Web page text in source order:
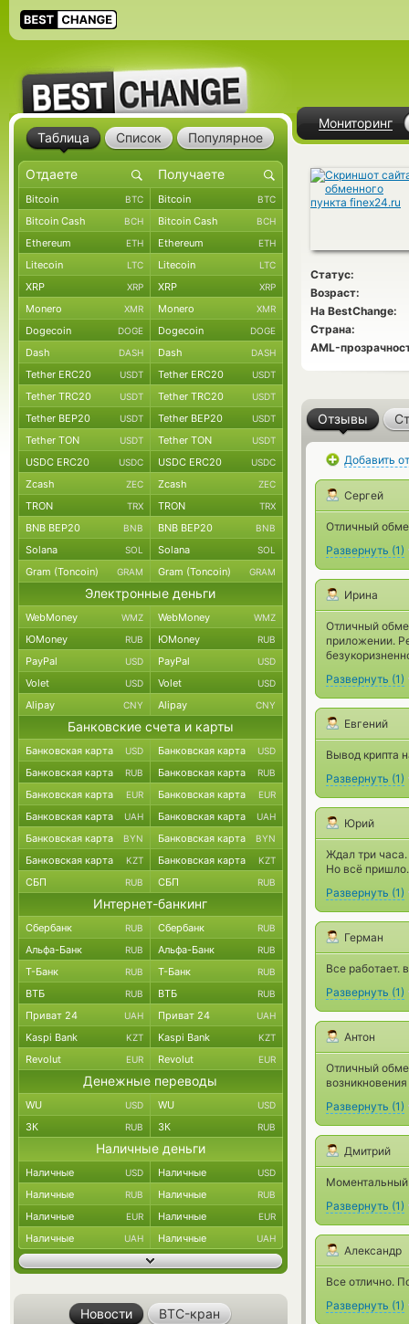
Мониторинг
Статус:
Возраст:
На BestChange:
Страна:
AML-
Отзывы
Добавить
Сергей
Отличный
Развернуть (1)
Ирина
Отличный
приложении.
Развернуть (1)
Евгений
Вывод крипта
Развернуть (1)
Юрий
Ждал три часа.
Но всё пришло.
Развернуть (1)
Герман
Все работает.
Развернуть (1)
Антон
Отличный
Развернуть (1)
Дмитрий
Развернуть (1)
Александр
Все отлично.
Развернуть (1)
Таблица Список Популярное
Bitcoin BTC Bitcoin BTC
Bitcoin Cash BCH Bitcoin Cash BCH
Ethereum ETH Ethereum ETH
Litecoin LTC Litecoin LTC
XRP XRP XRP XRP
Monero XMR Monero XMR
Dogecoin DOGE Dogecoin DOGE
Dash DASH Dash DASH
Tether ERC20 USDT Tether ERC20 USDT
Tether TRC20 USDT Tether TRC20 USDT
Tether BEP20 USDT Tether BEP20 USDT
Tether TON USDT Tether TON USDT
USDC ERC20 USDC USDC ERC20 USDC
Zcash ZEC Zcash ZEC
TRON TRX TRON TRX
BNB BEP20 BNB BNB BEP20 BNB
Solana SOL Solana SOL
Gram (Toncoin) GRAM Gram (Toncoin) GRAM
Электронные деньги
WebMoney WMZ WebMoney WMZ
ЮMoney RUB ЮMoney RUB
PayPal USD PayPal USD
Volet USD Volet USD
Alipay CNY Alipay CNY
Банковские счета и карты
Банковская карта USD Банковская карта USD
Банковская карта RUB Банковская карта RUB
Банковская карта EUR Банковская карта EUR
Банковская карта UAH Банковская карта UAH
Банковская карта BYN Банковская карта BYN
Банковская карта KZT Банковская карта KZT
СБП RUB СБП RUB
Интернет-банкинг
Сбербанк RUB Сбербанк RUB
Альфа-Банк RUB Альфа-Банк RUB
Т-Банк RUB Т-Банк RUB
ВТБ RUB ВТБ RUB
Приват 24 UAH Приват 24 UAH
Kaspi Bank KZT Kaspi Bank KZT
Revolut EUR Revolut EUR
Денежные переводы
WU USD WU USD
ЗК RUB ЗК RUB
Наличные деньги
Наличные USD Наличные USD
Наличные RUB Наличные RUB
Наличные EUR Наличные EUR
Наличные UAH Наличные UAH
Новости BTC-кран